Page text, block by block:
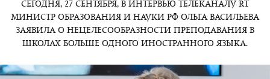
СЕГОДНЯ, 27 СЕНТЯБРЯ, В ИНТЕРВЬЮ ТЕЛЕКАНАЛУ RT
МИНИСТР ОБРАЗОВАНИЯ И НАУКИ РФ ОЛЬГА ВАСИЛЬЕВА
ЗАЯВИЛА О НЕЦЕЛЕСООБРАЗНОСТИ ПРЕПОДАВАНИЯ В
ШКОЛАХ БОЛЬШЕ ОДНОГО ИНОСТРАННОГО ЯЗЫКА.